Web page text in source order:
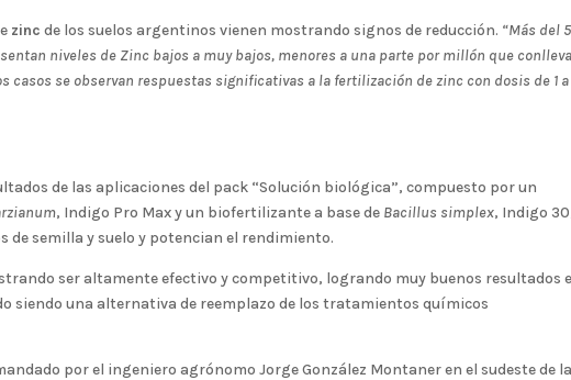
zinc de los suelos argentinos vienen mostrando signos de reducción. “Más del
niveles de Zinc bajos a muy bajos, menores a una parte por millón que
casos se observan respuestas significativas a la fertilización de zinc con dosis de 1 a
de las aplicaciones del pack “Solución biológica”, compuesto por un
, Indigo Pro Max y un biofertilizante a base de Bacillus simplex, Indigo
semilla y suelo y potencian el rendimiento.
ser altamente efectivo y competitivo, logrando muy buenos resultados
siendo una alternativa de reemplazo de los tratamientos químicos
por el ingeniero agrónomo Jorge González Montaner en el sudeste de la